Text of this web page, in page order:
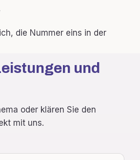
die Nummer eins in der
und
oder klären Sie den
mit uns.